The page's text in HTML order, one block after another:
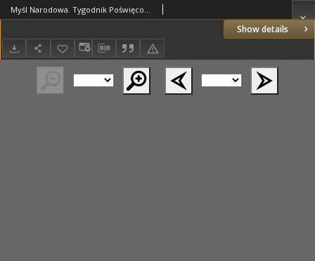
Show details
Myśl Narodowa. Tygodnik Poświęcony Kulturze Twórczości Polskiej. 1929 R.9 nr14